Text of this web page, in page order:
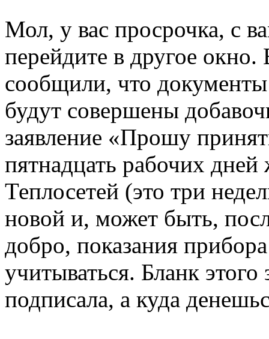
Мол, у вас просрочка, с
перейдите в другое
сообщили, что
будут совершены
заявление «Прошу
пятнадцать рабочих
Теплосетей (это три
новой и, может быть,
добро, показания
учитываться. Бланк этого
подписала, а куда